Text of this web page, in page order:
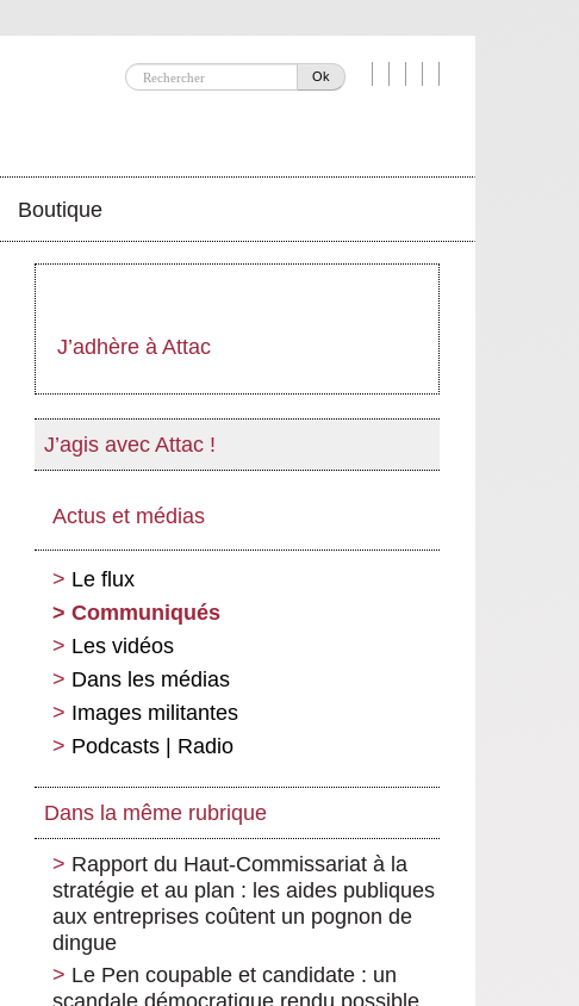
Ok
Boutique
J’adhère à Attac
J’agis avec Attac !
Actus et médias
Le flux
Communiqués
Les vidéos
Dans les médias
Images militantes
Podcasts | Radio
Dans la même rubrique
Rapport du Haut-Commissariat à la
stratégie et au plan : les aides publiques
aux entreprises coûtent un pognon de
dingue
Le Pen coupable et candidate : un
scandale démocratique rendu possible